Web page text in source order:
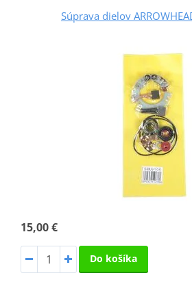
Súprava dielov
15,00 €
Do košíka